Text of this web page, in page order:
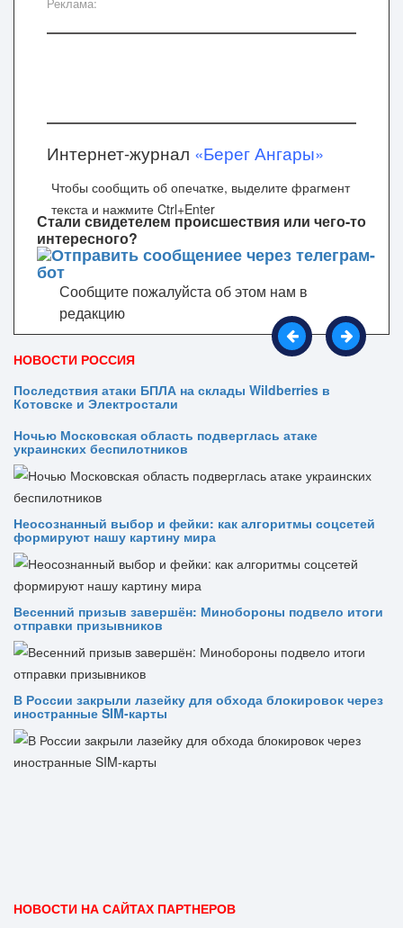
Интернет-журнал «Берег Ангары»
Стали свидетелем происшествия или чего-то
интересного?
Сообщите пожалуйста об этом нам в
редакцию
Чтобы сообщить об опечатке, выделите фрагмент
текста и нажмите Ctrl+Enter
НОВОСТИ РОССИЯ
Последствия атаки БПЛА на склады Wildberries в
Котовске и Электростали
Ночью Московская область подверглась атаке
украинских беспилотников
Неосознанный выбор и фейки: как алгоритмы соцсетей
формируют нашу картину мира
Весенний призыв завершён: Минобороны подвело итоги
отправки призывников
В России закрыли лазейку для обхода блокировок через
иностранные SIM-карты
НОВОСТИ НА САЙТАХ ПАРТНЕРОВ